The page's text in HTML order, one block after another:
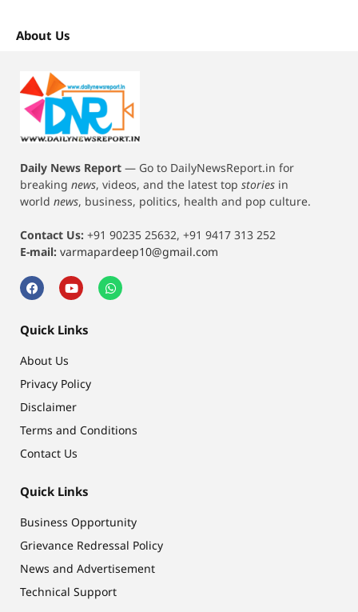
About Us
Daily News Report — Go to DailyNewsReport.in for
breaking news, videos, and the latest top stories in
world news, business, politics, health and pop culture.
Contact Us: +91 90235 25632, +91 9417 313 252
E-mail: varmapardeep10@gmail.com
Quick Links
About Us
Privacy Policy
Disclaimer
Terms and Conditions
Contact Us
Quick Links
Business Opportunity
Grievance Redressal Policy
News and Advertisement
Technical Support